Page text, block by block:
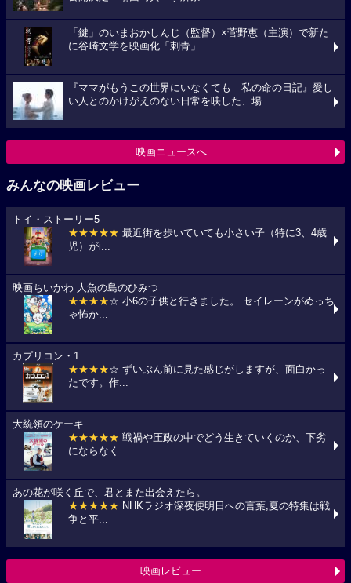
「鍵」のいまおかしんじ（監督）×菅野恵（主演）で新た
に谷崎文学を映画化「刺青」
『ママがもうこの世界にいなくても 私の命の日記』愛し
い人とのかけがえのない日常を映した、場...
映画ニュースへ
みんなの映画レビュー
トイ・ストーリー5
★★★★★ 最近街を歩いていても小さい子（特に3、4歳
児）がi...
映画ちいかわ 人魚の島のひみつ
★★★★☆ 小6の子供と行きました。 セイレーンがめっち
ゃ怖か...
カプリコン・1
★★★★☆ ずいぶん前に見た感じがしますが、面白かっ
たです。作...
大統領のケーキ
★★★★★ 戦禍や圧政の中でどう生きていくのか、下劣
にならなく...
あの花が咲く丘で、君とまた出会えたら。
★★★★★ NHKラジオ深夜便明日への言葉,夏の特集は戦
争と平...
映画レビュー